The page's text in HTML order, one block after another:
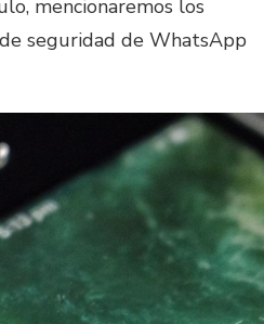
mencionaremos los
seguridad de WhatsApp